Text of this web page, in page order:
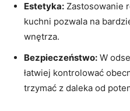
Estetyka: Zastosowanie
kuchni pozwala na
wnętrza.
Bezpieczeństwo: W
łatwiej kontrolować
trzymać z daleka od